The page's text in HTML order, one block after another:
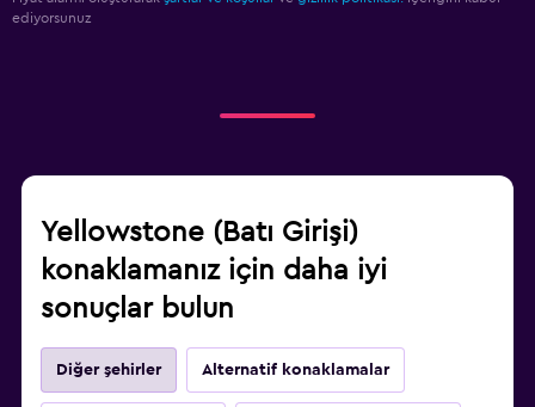
ediyorsunuz
Yellowstone (Batı Girişi)
konaklamanız için daha iyi
sonuçlar bulun
Diğer şehirler Alternatif konaklamalar